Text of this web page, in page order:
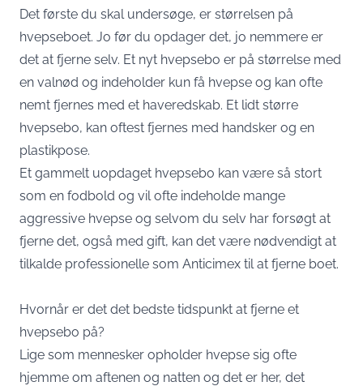
Det første du skal undersøge, er størrelsen på
hvepseboet. Jo før du opdager det, jo nemmere er
det at fjerne selv. Et nyt hvepsebo er på størrelse med
en valnød og indeholder kun få hvepse og kan ofte
nemt fjernes med et haveredskab. Et lidt større
hvepsebo, kan oftest fjernes med handsker og en
plastikpose.
Et gammelt uopdaget hvepsebo kan være så stort
som en fodbold og vil ofte indeholde mange
aggressive hvepse og selvom du selv har forsøgt at
fjerne det, også med gift, kan det være nødvendigt at
tilkalde professionelle som Anticimex til at fjerne boet.
Hvornår er det det bedste tidspunkt at fjerne et
hvepsebo på?
Lige som mennesker opholder hvepse sig ofte
hjemme om aftenen og natten og det er her, det